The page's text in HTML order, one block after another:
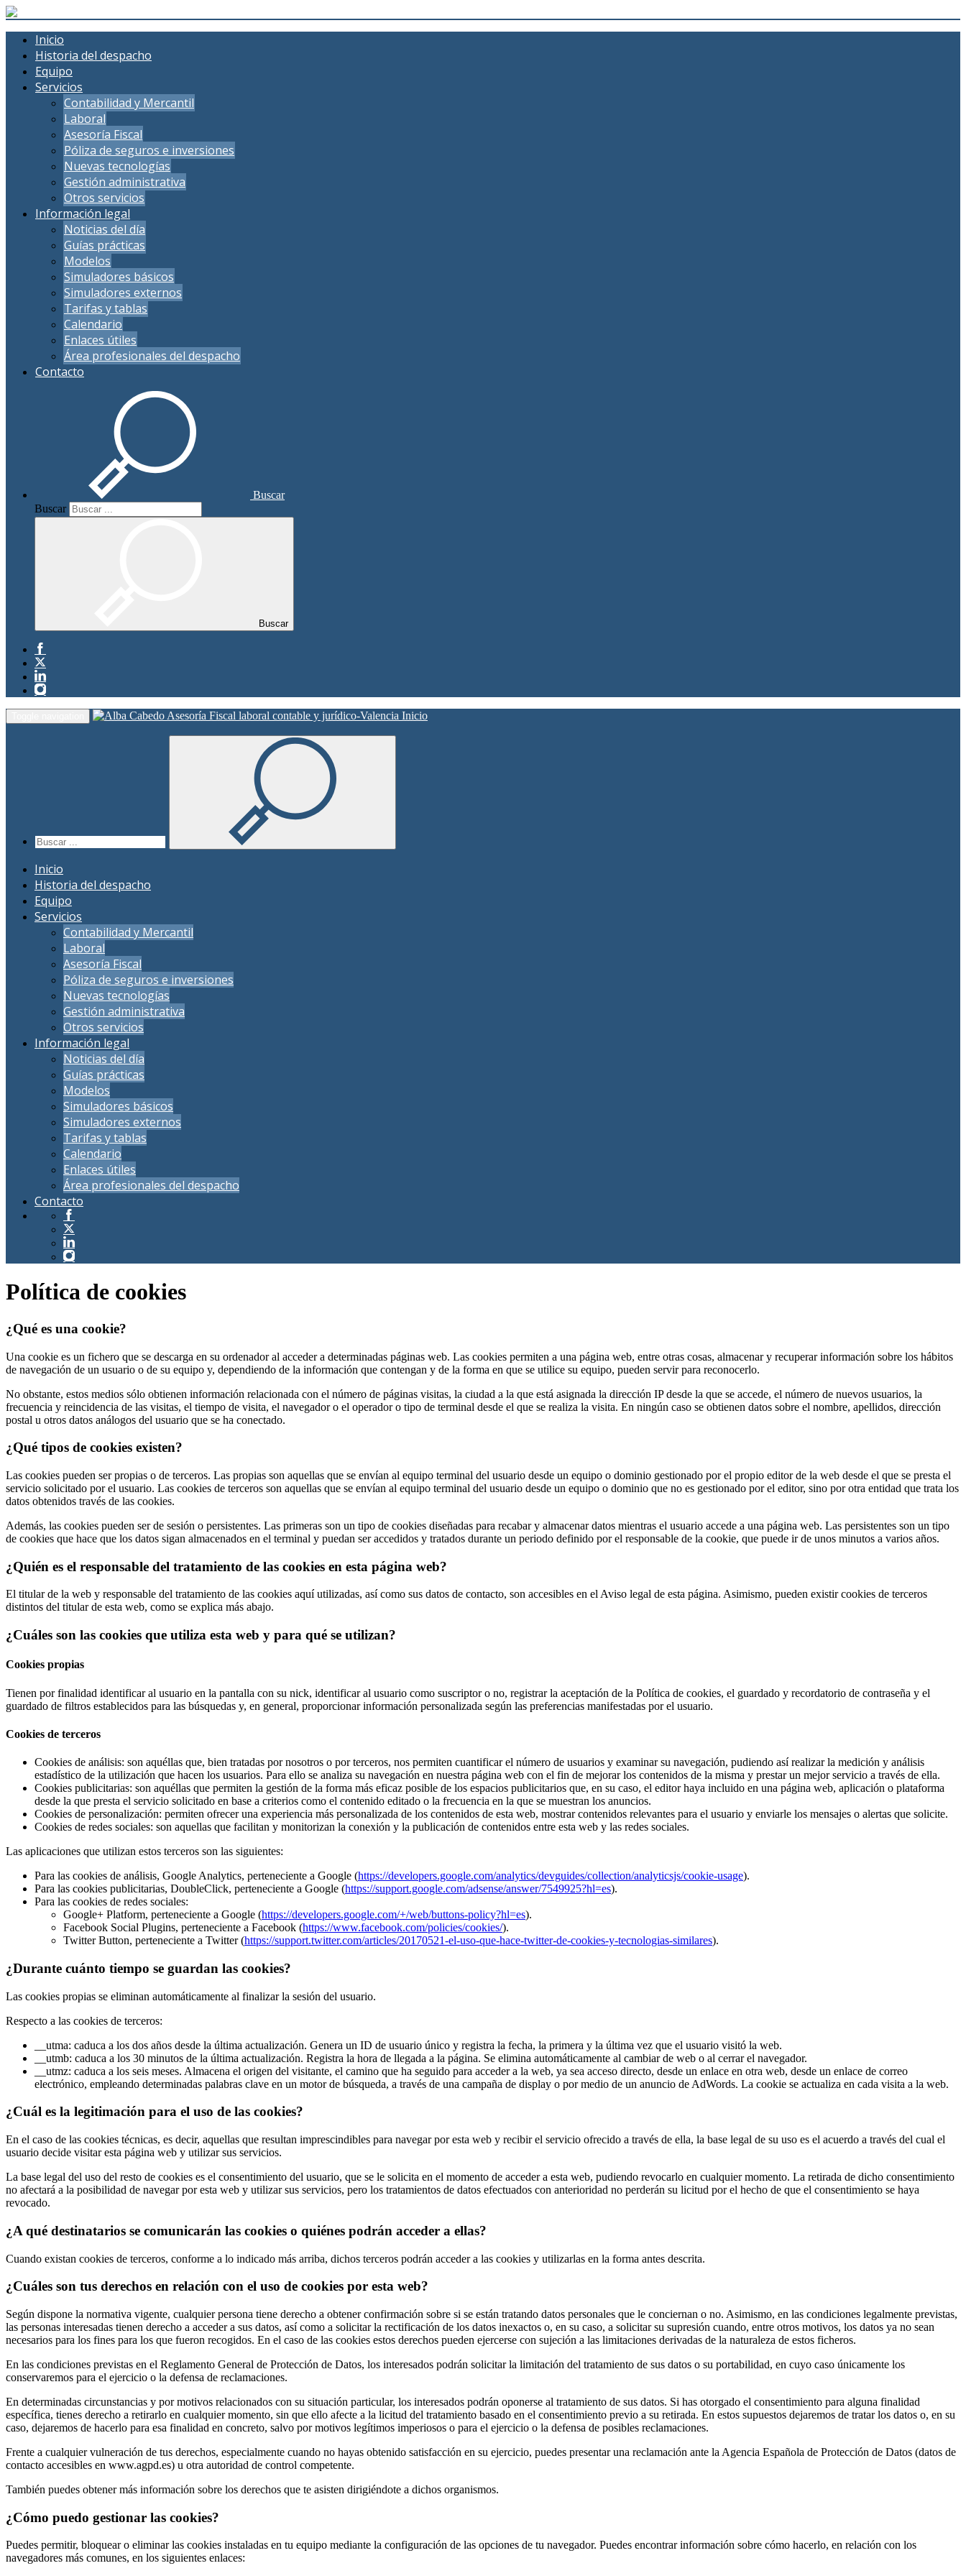
Inicio
Historia del despacho
Equipo
Servicios
Contabilidad y Mercantil
Laboral
Asesoría Fiscal
Póliza de seguros e inversiones
Nuevas tecnologías
Gestión administrativa
Otros servicios
Información legal
Noticias del día
Guías prácticas
Modelos
Simuladores básicos
Simuladores externos
Tarifas y tablas
Calendario
Enlaces útiles
Área profesionales del despacho
Contacto
Buscar
Buscar
Buscar
Inicio
Inicio
Historia del despacho
Equipo
Servicios
Contabilidad y Mercantil
Laboral
Asesoría Fiscal
Póliza de seguros e inversiones
Nuevas tecnologías
Gestión administrativa
Otros servicios
Información legal
Noticias del día
Guías prácticas
Modelos
Simuladores básicos
Simuladores externos
Tarifas y tablas
Calendario
Enlaces útiles
Área profesionales del despacho
Contacto
Política de cookies
¿Qué es una cookie?
Una cookie es un fichero que se descarga en su ordenador al acceder a determinadas páginas web. Las cookies permiten a una página web, entre otras cosas, almacenar y recuperar información sobre los hábitos
de navegación de un usuario o de su equipo y, dependiendo de la información que contengan y de la forma en que se utilice su equipo, pueden servir para reconocerlo.
No obstante, estos medios sólo obtienen información relacionada con el número de páginas visitas, la ciudad a la que está asignada la dirección IP desde la que se accede, el número de nuevos usuarios, la
frecuencia y reincidencia de las visitas, el tiempo de visita, el navegador o el operador o tipo de terminal desde el que se realiza la visita. En ningún caso se obtienen datos sobre el nombre, apellidos, dirección
postal u otros datos análogos del usuario que se ha conectado.
¿Qué tipos de cookies existen?
Las cookies pueden ser propias o de terceros. Las propias son aquellas que se envían al equipo terminal del usuario desde un equipo o dominio gestionado por el propio editor de la web desde el que se presta el
servicio solicitado por el usuario. Las cookies de terceros son aquellas que se envían al equipo terminal del usuario desde un equipo o dominio que no es gestionado por el editor, sino por otra entidad que trata los
datos obtenidos través de las cookies.
Además, las cookies pueden ser de sesión o persistentes. Las primeras son un tipo de cookies diseñadas para recabar y almacenar datos mientras el usuario accede a una página web. Las persistentes son un tipo
de cookies que hace que los datos sigan almacenados en el terminal y puedan ser accedidos y tratados durante un periodo definido por el responsable de la cookie, que puede ir de unos minutos a varios años.
¿Quién es el responsable del tratamiento de las cookies en esta página web?
El titular de la web y responsable del tratamiento de las cookies aquí utilizadas, así como sus datos de contacto, son accesibles en el Aviso legal de esta página. Asimismo, pueden existir cookies de terceros
distintos del titular de esta web, como se explica más abajo.
¿Cuáles son las cookies que utiliza esta web y para qué se utilizan?
Cookies propias
Tienen por finalidad identificar al usuario en la pantalla con su nick, identificar al usuario como suscriptor o no, registrar la aceptación de la Política de cookies, el guardado y recordatorio de contraseña y el
guardado de filtros establecidos para las búsquedas y, en general, proporcionar información personalizada según las preferencias manifestadas por el usuario.
Cookies de terceros
Cookies de análisis: son aquéllas que, bien tratadas por nosotros o por terceros, nos permiten cuantificar el número de usuarios y examinar su navegación, pudiendo así realizar la medición y análisis
estadístico de la utilización que hacen los usuarios. Para ello se analiza su navegación en nuestra página web con el fin de mejorar los contenidos de la misma y prestar un mejor servicio a través de ella.
Cookies publicitarias: son aquéllas que permiten la gestión de la forma más eficaz posible de los espacios publicitarios que, en su caso, el editor haya incluido en una página web, aplicación o plataforma
desde la que presta el servicio solicitado en base a criterios como el contenido editado o la frecuencia en la que se muestran los anuncios.
Cookies de personalización: permiten ofrecer una experiencia más personalizada de los contenidos de esta web, mostrar contenidos relevantes para el usuario y enviarle los mensajes o alertas que solicite.
Cookies de redes sociales: son aquellas que facilitan y monitorizan la conexión y la publicación de contenidos entre esta web y las redes sociales.
Las aplicaciones que utilizan estos terceros son las siguientes:
Para las cookies de análisis, Google Analytics, perteneciente a Google (https://developers.google.com/analytics/devguides/collection/analyticsjs/cookie-usage).
Para las cookies publicitarias, DoubleClick, perteneciente a Google (https://support.google.com/adsense/answer/7549925?hl=es).
Para las cookies de redes sociales:
Google+ Platform, perteneciente a Google (https://developers.google.com/+/web/buttons-policy?hl=es).
Facebook Social Plugins, perteneciente a Facebook (https://www.facebook.com/policies/cookies/).
Twitter Button, perteneciente a Twitter (https://support.twitter.com/articles/20170521-el-uso-que-hace-twitter-de-cookies-y-tecnologias-similares).
¿Durante cuánto tiempo se guardan las cookies?
Las cookies propias se eliminan automáticamente al finalizar la sesión del usuario.
Respecto a las cookies de terceros:
__utma: caduca a los dos años desde la última actualización. Genera un ID de usuario único y registra la fecha, la primera y la última vez que el usuario visitó la web.
__utmb: caduca a los 30 minutos de la última actualización. Registra la hora de llegada a la página. Se elimina automáticamente al cambiar de web o al cerrar el navegador.
__utmz: caduca a los seis meses. Almacena el origen del visitante, el camino que ha seguido para acceder a la web, ya sea acceso directo, desde un enlace en otra web, desde un enlace de correo
electrónico, empleando determinadas palabras clave en un motor de búsqueda, a través de una campaña de display o por medio de un anuncio de AdWords. La cookie se actualiza en cada visita a la web.
¿Cuál es la legitimación para el uso de las cookies?
En el caso de las cookies técnicas, es decir, aquellas que resultan imprescindibles para navegar por esta web y recibir el servicio ofrecido a través de ella, la base legal de su uso es el acuerdo a través del cual el
usuario decide visitar esta página web y utilizar sus servicios.
La base legal del uso del resto de cookies es el consentimiento del usuario, que se le solicita en el momento de acceder a esta web, pudiendo revocarlo en cualquier momento. La retirada de dicho consentimiento
no afectará a la posibilidad de navegar por esta web y utilizar sus servicios, pero los tratamientos de datos efectuados con anterioridad no perderán su licitud por el hecho de que el consentimiento se haya
revocado.
¿A qué destinatarios se comunicarán las cookies o quiénes podrán acceder a ellas?
Cuando existan cookies de terceros, conforme a lo indicado más arriba, dichos terceros podrán acceder a las cookies y utilizarlas en la forma antes descrita.
¿Cuáles son tus derechos en relación con el uso de cookies por esta web?
Según dispone la normativa vigente, cualquier persona tiene derecho a obtener confirmación sobre si se están tratando datos personales que le conciernan o no. Asimismo, en las condiciones legalmente previstas,
las personas interesadas tienen derecho a acceder a sus datos, así como a solicitar la rectificación de los datos inexactos o, en su caso, a solicitar su supresión cuando, entre otros motivos, los datos ya no sean
necesarios para los fines para los que fueron recogidos. En el caso de las cookies estos derechos pueden ejercerse con sujeción a las limitaciones derivadas de la naturaleza de estos ficheros.
En las condiciones previstas en el Reglamento General de Protección de Datos, los interesados podrán solicitar la limitación del tratamiento de sus datos o su portabilidad, en cuyo caso únicamente los
conservaremos para el ejercicio o la defensa de reclamaciones.
En determinadas circunstancias y por motivos relacionados con su situación particular, los interesados podrán oponerse al tratamiento de sus datos. Si has otorgado el consentimiento para alguna finalidad
específica, tienes derecho a retirarlo en cualquier momento, sin que ello afecte a la licitud del tratamiento basado en el consentimiento previo a su retirada. En estos supuestos dejaremos de tratar los datos o, en su
caso, dejaremos de hacerlo para esa finalidad en concreto, salvo por motivos legítimos imperiosos o para el ejercicio o la defensa de posibles reclamaciones.
Frente a cualquier vulneración de tus derechos, especialmente cuando no hayas obtenido satisfacción en su ejercicio, puedes presentar una reclamación ante la Agencia Española de Protección de Datos (datos de
contacto accesibles en www.agpd.es) u otra autoridad de control competente.
También puedes obtener más información sobre los derechos que te asisten dirigiéndote a dichos organismos.
¿Cómo puedo gestionar las cookies?
Puedes permitir, bloquear o eliminar las cookies instaladas en tu equipo mediante la configuración de las opciones de tu navegador. Puedes encontrar información sobre cómo hacerlo, en relación con los
navegadores más comunes, en los siguientes enlaces: